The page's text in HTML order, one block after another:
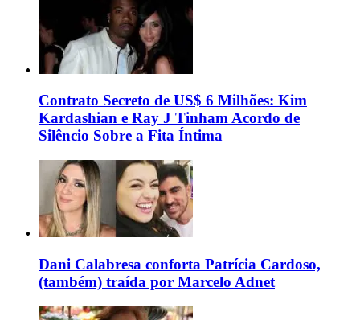
Contrato Secreto de US$ 6 Milhões: Kim
Kardashian e Ray J Tinham Acordo de
Silêncio Sobre a Fita Íntima
Dani Calabresa conforta Patrícia Cardoso,
(também) traída por Marcelo Adnet